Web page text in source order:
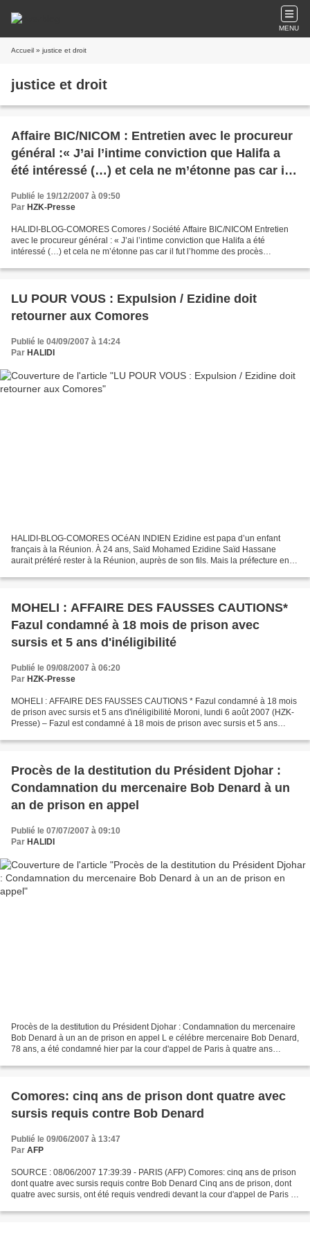
MENU
Accueil » justice et droit
justice et droit
Affaire BIC/NICOM : Entretien avec le procureur
général :« J’ai l’intime conviction que Halifa a
été intéressé (…) et cela ne m’étonne pas car il
fut l’homme des procès truqués... »
Publié le 19/12/2007 à 09:50
Par HZK-Presse
HALIDI-BLOG-COMORES Comores / Société Affaire BIC/NICOM Entretien
avec le procureur général : « J’ai l’intime conviction que Halifa a été
intéressé (…) et cela ne m’étonne pas car il fut l’homme des procès
LU POUR VOUS : Expulsion / Ezidine doit
retourner aux Comores
Publié le 04/09/2007 à 14:24
Par HALIDI
HALIDI-BLOG-COMORES OCéAN INDIEN Ezidine est papa d’un enfant
français à la Réunion. À 24 ans, Saïd Mohamed Ezidine Saïd Hassane
aurait préféré rester à la Réunion, auprès de son fils. Mais la préfecture en a
MOHELI : AFFAIRE DES FAUSSES CAUTIONS*
Fazul condamné à 18 mois de prison avec
sursis et 5 ans d'inéligibilité
Publié le 09/08/2007 à 06:20
Par HZK-Presse
MOHELI : AFFAIRE DES FAUSSES CAUTIONS * Fazul condamné à 18 mois
de prison avec sursis et 5 ans d'inéligibilité Moroni, lundi 6 août 2007 (HZK-
Presse) – Fazul est condamné à 18 mois de prison avec sursis et 5 ans
Procès de la destitution du Président Djohar :
Condamnation du mercenaire Bob Denard à un
an de prison en appel
Publié le 07/07/2007 à 09:10
Par HALIDI
Procès de la destitution du Président Djohar : Condamnation du mercenaire
Bob Denard à un an de prison en appel L e célébre mercenaire Bob Denard,
78 ans, a été condamné hier par la cour d'appel de Paris à quatre ans
Comores: cinq ans de prison dont quatre avec
sursis requis contre Bob Denard
Publié le 09/06/2007 à 13:47
Par AFP
SOURCE : 08/06/2007 17:39:39 - PARIS (AFP) Comores: cinq ans de prison
dont quatre avec sursis requis contre Bob Denard Cinq ans de prison, dont
quatre avec sursis, ont été requis vendredi devant la cour d'appel de Paris à